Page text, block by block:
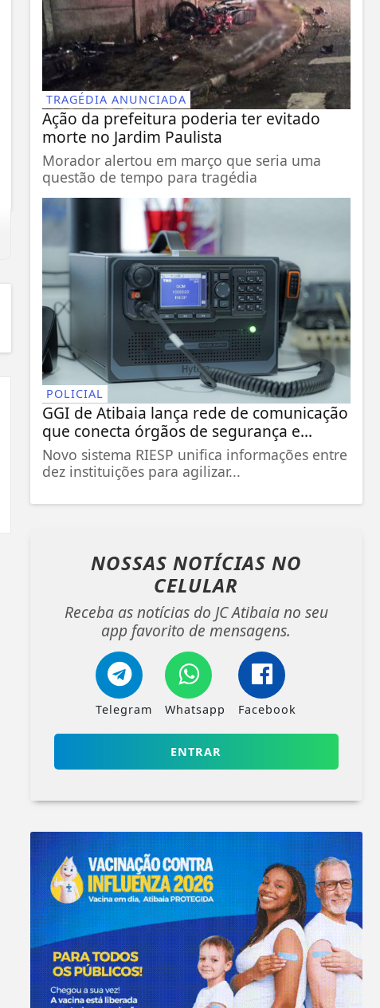
TRAGÉDIA ANUNCIADA
Ação da prefeitura poderia ter evitado
morte no Jardim Paulista
Morador alertou em março que seria uma
questão de tempo para tragédia
POLICIAL
GGI de Atibaia lança rede de comunicação
que conecta órgãos de segurança e...
Novo sistema RIESP unifica informações entre
dez instituições para agilizar...
NOSSAS NOTÍCIAS NO
CELULAR
Receba as notícias do JC Atibaia no seu
app favorito de mensagens.
Telegram Whatsapp Facebook
ENTRAR